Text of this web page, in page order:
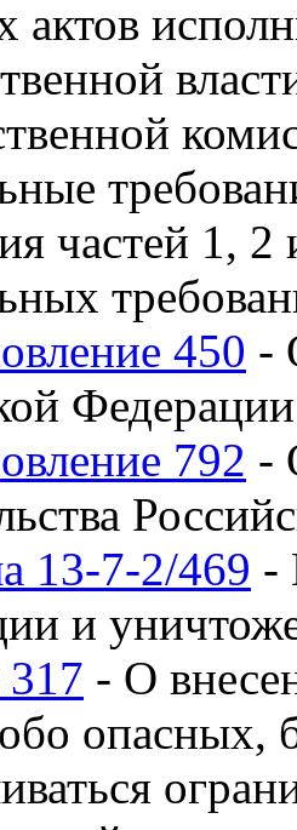
актов
частей 1, 2
450 -
Федерации
792 -
13-7-2/469 -
и
- О
опасных,